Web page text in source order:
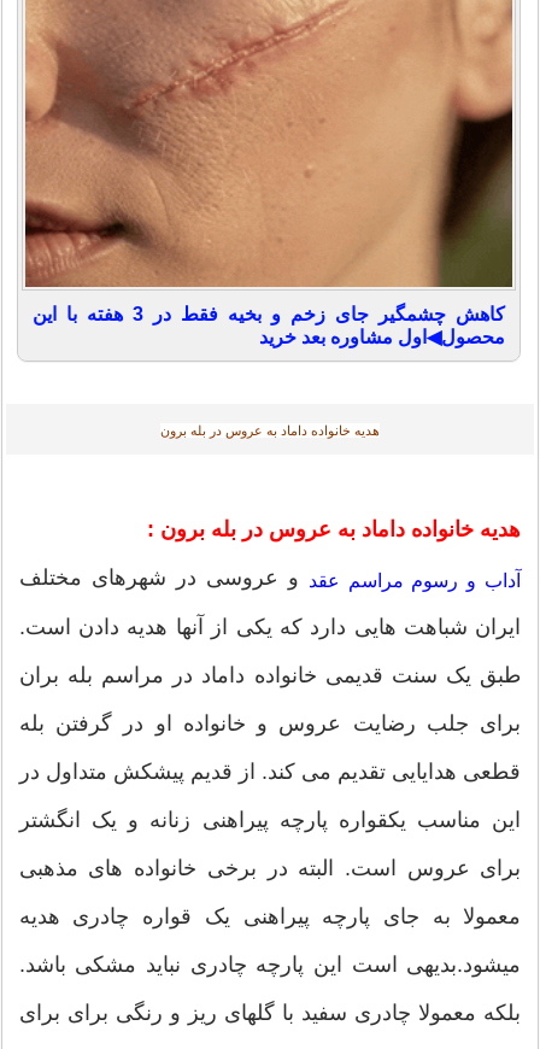
کاهش چشمگیر جای زخم و بخیه فقط در 3 هفته با این
محصول◀اول مشاوره بعد خرید
هدیه خانواده داماد به عروس در بله برون
هدیه خانواده داماد به عروس در بله برون :
آداب و رسوم مراسم عقد و عروسی در شهرهای مختلف
ایران شباهت هایی دارد که یکی از آنها هدیه دادن است.
طبق یک سنت قدیمی خانواده داماد در مراسم بله بران
برای جلب رضایت عروس و خانواده او در گرفتن بله
قطعی هدایایی تقدیم می کند. از قدیم پیشکش متداول در
این مناسب یکقواره پارچه پیراهنی زنانه و یک انگشتر
برای عروس است. البته در برخی خانواده های مذهبی
معمولا به جای پارچه پیراهنی یک قواره چادری هدیه
میشود.بدیهی است این پارچه چادری نباید مشکی باشد.
بلکه معمولا چادری سفید با گلهای ریز و رنگی برای برای